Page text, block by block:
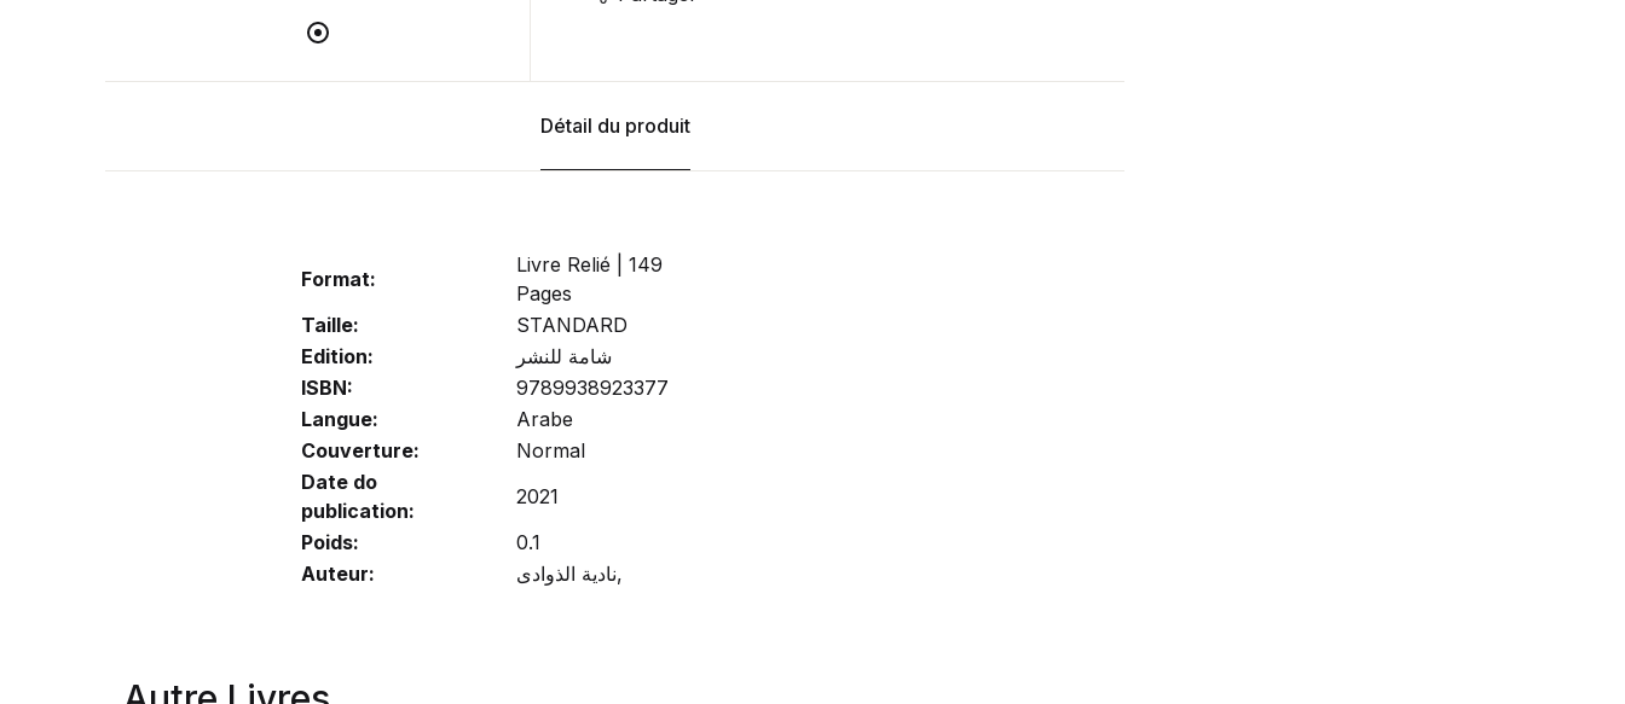
Détail du produit
Format:
Livre Relié | 149
Pages
Taille:
STANDARD
Edition:
شامة للنشر
ISBN:
9789938923377
Langue:
Arabe
Couverture:
Normal
Date do
publication:
2021
Poids:
0.1
Auteur:
نادية الذوادى,